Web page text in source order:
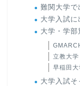
難関大学で
大学入試
大学・学部
立教大学
早稲田大
大学入試